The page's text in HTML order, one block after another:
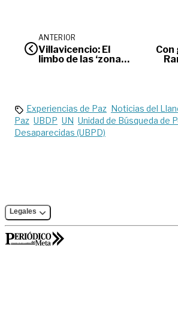
ANTERIOR
Villavicencio: El
limbo de las ‘zonas
Con
Experiencias de Paz Noticias del
Paz UBDP UN Unidad de Búsqueda de
Desaparecidas (UBPD)
Legales